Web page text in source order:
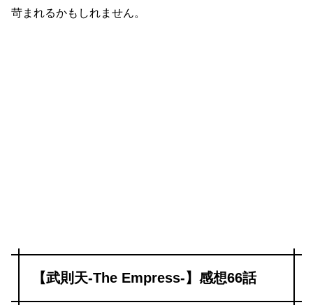
苛まれるかもしれません。
【武則天-The Empress-】感想66話